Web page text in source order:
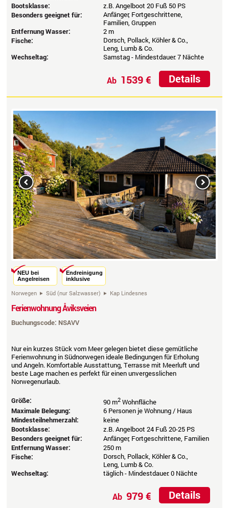
Bootsklasse:
z.B. Angelboot 20 Fuß 50 PS
Besonders geeignet für:
Anfänger, Fortgeschrittene,
Familien, Gruppen
Entfernung Wasser:
2 m
Fische:
Dorsch, Pollack, Köhler & Co.,
Leng, Lumb & Co.
Wechseltag:
Samstag - Mindestdauer: 7 Nächte
Details
Ab 1539 €
Previous Next
NEU bei
Angelreisen
Endreinigung
inklusive
Norwegen Süd (nur Salzwasser) Kap Lindesnes
Ferienwohnung Åviksveien
Buchungscode: NSAVV
Nur ein kurzes Stück vom Meer gelegen bietet diese gemütliche
Ferienwohnung in Südnorwegen ideale Bedingungen für Erholung
und Angeln. Komfortable Ausstattung, Terrasse mit Meerluft und
beste Lage machen es perfekt für einen unvergesslichen
Norwegenurlaub.
Größe: 90 m2Wohnfläche
Maximale Belegung:
6 Personen je Wohnung / Haus
Mindesteilnehmerzahl:
keine
Bootsklasse:
z.B. Angelboot 24 Fuß 20-25 PS
Besonders geeignet für:
Anfänger, Fortgeschrittene, Familien
Entfernung Wasser:
250 m
Fische:
Dorsch, Pollack, Köhler & Co.,
Leng, Lumb & Co.
Wechseltag:
täglich - Mindestdauer: 0 Nächte
Details
Ab979 €